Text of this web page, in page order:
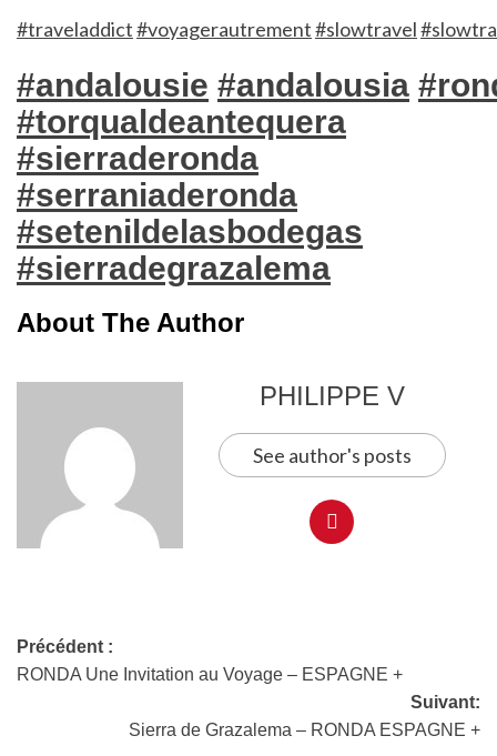
#traveladdict#voyagerautrement#slowtravel
#andalousie #andalousia
#torqualdeantequera
#sierraderonda
#serraniaderonda
#setenildelasbodegas
#sierradegrazalema
About The Author
PHILIPPE V
See author's posts
Précédent :
RONDA Une Invitation au Voyage – ESPAGNE +
Suivant:
Sierra de Grazalema – RONDA ESPAGNE +